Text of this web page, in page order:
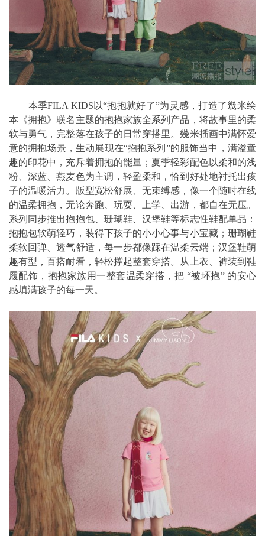
本季FILA KIDS以“抱抱就好了”为灵感，打造了幾米绘
本《拥抱》联名主题的抱抱家族全系列产品，将故事里的柔
软与勇气，完整落在孩子的日常穿搭里。幾米插画中满怀爱
意的拥抱场景，生动展现在“抱抱系列”的服饰当中，满溢童
趣的印花中，充斥着拥抱的能量；夏季轻彩配色以柔和的浅
粉、深蓝、燕麦色为主调，轻盈柔和，恰到好处地衬托出孩
子的温暖活力。版型宽松舒展、无束缚感，像一个随时在线
的温柔拥抱，无论奔跑、玩耍、上学、出游，都自在无压。
系列同步推出抱抱包、珊瑚鞋、汉堡鞋等标志性鞋配单品：
抱抱包软萌轻巧，装得下孩子的小小心事与小宝藏；珊瑚鞋
柔软回弹、透气舒适，每一步都像踩在温柔云端；汉堡鞋萌
趣有型，百搭耐看，轻松撑起整套穿搭。从上衣、裤装到鞋
履配饰，抱抱家族用一整套温柔穿搭，把 “被环抱” 的安心
感填满孩子的每一天。